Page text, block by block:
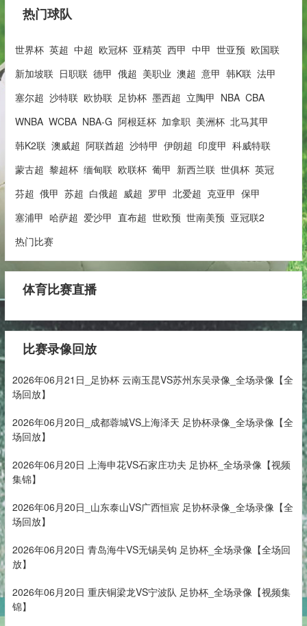
热门球队
世界杯 英超 中超 欧冠杯 亚精英 西甲 中甲 世亚预 欧国联
新加坡联 日职联 德甲 俄超 美职业 澳超 意甲 韩K联 法甲
塞尔超 沙特联 欧协联 足协杯 墨西超 立陶甲 NBA CBA
WNBA WCBA NBA-G 阿根廷杯 加拿职 美洲杯 北马其甲
韩K2联 澳威超 阿联酋超 沙特甲 伊朗超 印度甲 科威特联
蒙古超 黎超杯 缅甸联 欧联杯 葡甲 新西兰联 世俱杯 英冠
芬超 俄甲 苏超 白俄超 威超 罗甲 北爱超 克亚甲 保甲
塞浦甲 哈萨超 爱沙甲 直布超 世欧预 世南美预 亚冠联2
热门比赛
体育比赛直播
比赛录像回放
2026年06月21日_足协杯 云南玉昆VS苏州东吴录像_全场录像【全
场回放】
2026年06月20日_成都蓉城VS上海泽天 足协杯录像_全场录像【全
场回放】
2026年06月20日 上海申花VS石家庄功夫 足协杯_全场录像【视频
集锦】
2026年06月20日_山东泰山VS广西恒宸 足协杯录像_全场录像【全
场回放】
2026年06月20日 青岛海牛VS无锡吴钩 足协杯_全场录像【全场回
放】
2026年06月20日 重庆铜梁龙VS宁波队 足协杯_全场录像【视频集
锦】